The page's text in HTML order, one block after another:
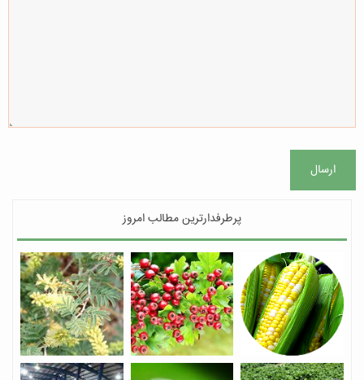
ارسال
پرطرفدارترین مطالب امروز